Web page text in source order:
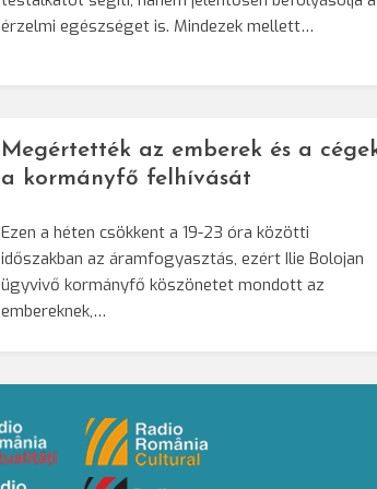
érzelmi egészséget is. Mindezek mellett…
Megértették az emberek és a
a kormányfő felhívását
Ezen a héten csökkent a 19-23 óra közötti
időszakban az áramfogyasztás, ezért Ilie Bolojan
ügyvivő kormányfő köszönetet mondott az
embereknek,…